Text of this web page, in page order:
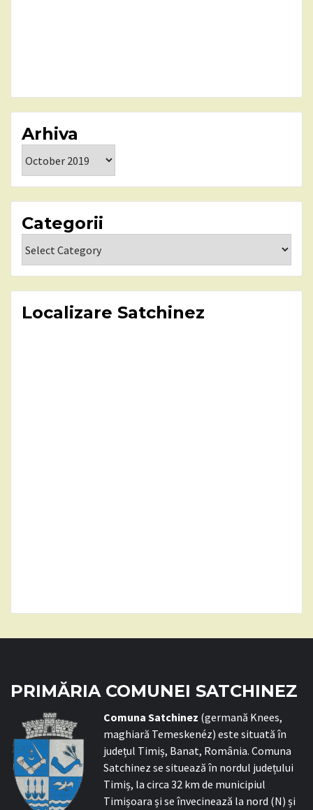
Arhiva
Categorii
Localizare Satchinez
PRIMĂRIA COMUNEI SATCHINEZ
Comuna Satchinez (germană Knees,
maghiară Temeskenéz) este situată în
județul Timiș, Banat, România. Comuna
Satchinez se situează în nordul județului
Timiș, la circa 32 km de municipiul
Timișoara și se învecinează la nord (N) și